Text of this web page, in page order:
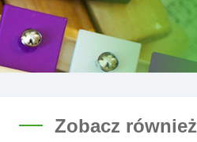
Zobacz również